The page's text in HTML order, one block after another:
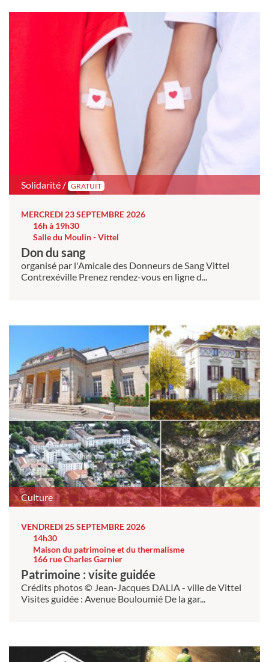
Solidarité / GRATUIT
MERCREDI 23 SEPTEMBRE 2026
16h à 19h30
Salle du Moulin - Vittel
Don du sang
organisé par l'Amicale des Donneurs de Sang Vittel
Contrexéville Prenez rendez-vous en ligne d...
Culture
VENDREDI 25 SEPTEMBRE 2026
14h30
Maison du patrimoine et du thermalisme
166 rue Charles Garnier
Patrimoine : visite guidée
Crédits photos © Jean-Jacques DALIA - ville de Vittel
Visites guidée : Avenue Bouloumié De la gar...